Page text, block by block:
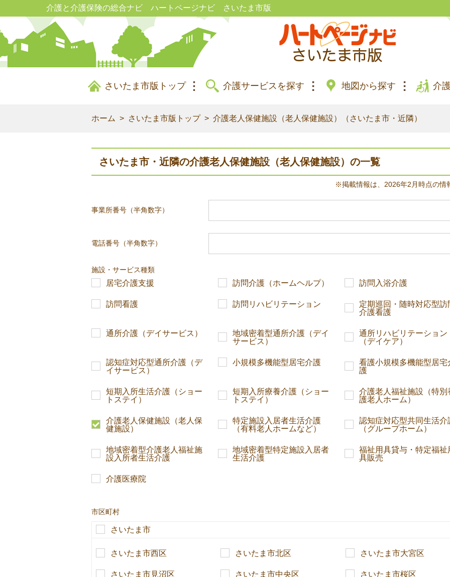
介護と介護保険の総合ナビ ハートページナビ さいたま市版
さいたま市版トップ 介護サービスを探す 地図から探す 介
ホーム さいたま市版トップ 介護老人保健施設（老人保健施設）（さいたま市・近隣）
さいたま市・近隣の介護老人保健施設（老人保健施設）の一覧
※掲載情報は、2026年2月時点の情
事業所番号（半角数字）
電話番号（半角数字）
施設・サービス種類
居宅介護支援 訪問介護（ホームヘルプ） 訪問入浴介護
訪問看護 訪問リハビリテーション
定期巡回・随時対応型訪
介護看護
通所介護（デイサービス）
地域密着型通所介護（デイ
サービス）
通所リハビリテーション
（デイケア）
認知症対応型通所介護（デ
イサービス）
小規模多機能型居宅介護
看護小規模多機能型居宅
護
短期入所生活介護（ショー
トステイ）
短期入所療養介護（ショー
トステイ）
介護老人福祉施設（特別
護老人ホーム）
介護老人保健施設（老人保
健施設）
特定施設入居者生活介護
（有料老人ホームなど）
認知症対応型共同生活介
（グループホーム）
地域密着型介護老人福祉施
設入所者生活介護
地域密着型特定施設入居者
生活介護
福祉用具貸与・特定福祉
具販売
介護医療院
市区町村
さいたま市
さいたま市西区 さいたま市北区 さいたま市大宮区
さいたま市見沼区 さいたま市中央区 さいたま市桜区